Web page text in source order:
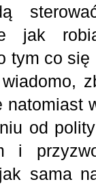
jak
tym co
natomiast
od
i
sama